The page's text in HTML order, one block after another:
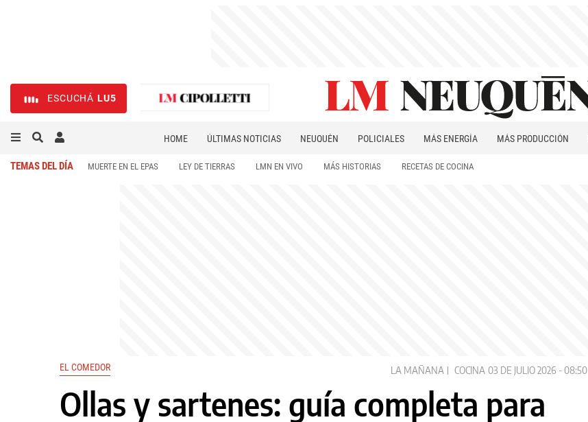
ESCUCHÁ LU5
HOME ÚLTIMAS NOTICIAS NEUQUÉN POLICIALES MÁS ENERGÍA MÁS PRODUCCIÓN
TEMAS DEL DÍA MUERTE EN EL EPAS LEY DE TIERRAS LMN EN VIVO MÁS HISTORIAS RECETAS DE COCINA
EL COMEDOR LA MAÑANA COCINA 03 DE JULIO 2026 - 08:50
Ollas y sartenes: guía completa para